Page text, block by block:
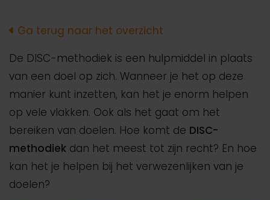
Ga terug naar het overzicht
De DISC-methodiek is een hulpmiddel in plaats
van een doel op zich. Wanneer je het op deze
manier kunt inzetten, kan het je enorm helpen
op vele vlakken. Ook als het gaat om het
bereiken van doelen. Hoe komt de DISC-
methodiek dan het meest tot zijn recht? En hoe
kan het je helpen bij het verwezenlijken van je
doelen?